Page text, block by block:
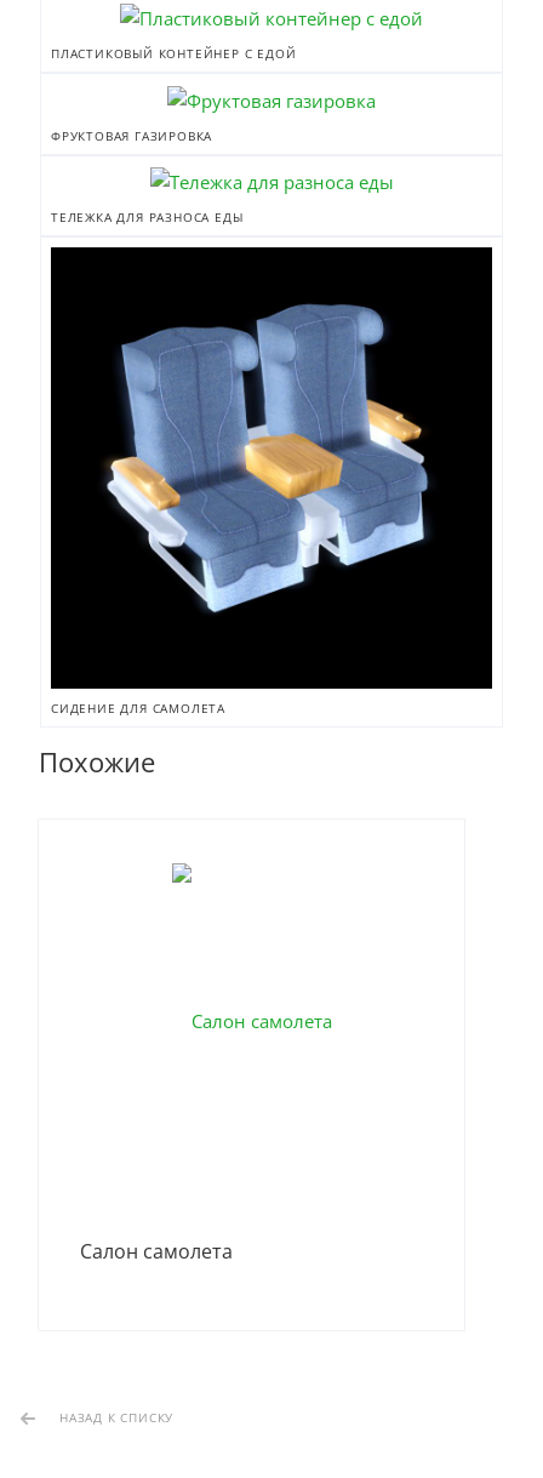
ПЛАСТИКОВЫЙ КОНТЕЙНЕР С ЕДОЙ
ФРУКТОВАЯ ГАЗИРОВКА
ТЕЛЕЖКА ДЛЯ РАЗНОСА ЕДЫ
СИДЕНИЕ ДЛЯ САМОЛЕТА
Похожие
Салон самолета
НАЗАД К СПИСКУ